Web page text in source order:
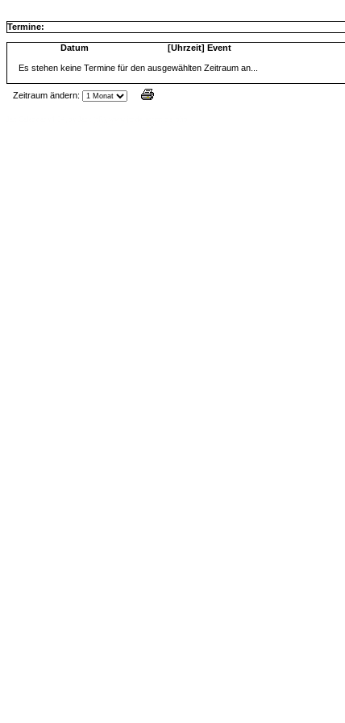
Termine:
Datum [Uhrzeit] Event
Es stehen keine Termine für den ausgewählten Zeitraum an...
Zeitraum ändern: